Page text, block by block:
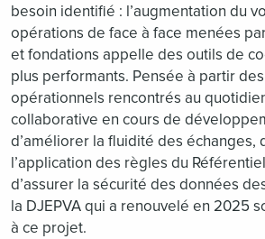
besoin identifié : l’augmentation du
opérations de face à face menées
et fondations appelle des outils de
plus performants. Pensée à partir
opérationnels rencontrés au
collaborative en cours de
d’améliorer la fluidité des échanges,
l’application des règles du
d’assurer la sécurité des données
la DJEPVA qui a renouvelé en 2025
à ce projet.